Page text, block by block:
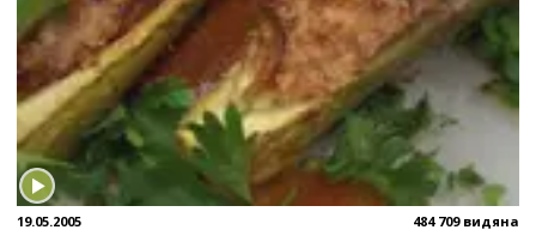
19.05.2005 484 709 видяна